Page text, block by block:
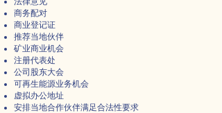
商务配对
商业登记证
推荐当地伙伴
矿业商业机会
注册代表处
公司股东大会
可再生能源业务机会
虚拟办公地址
安排当地合作伙伴满足合法性要求